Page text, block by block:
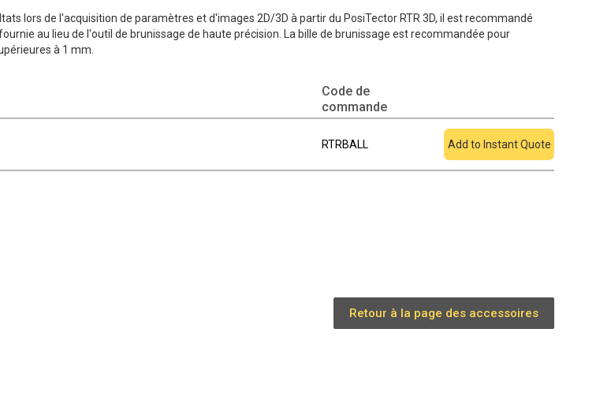
lors de l'acquisition de paramètres et d'images 2D/3D à partir du PosiTector RTR 3D, il est recommandé
au lieu de l'outil de brunissage de haute précision. La bille de brunissage est recommandée pour
à 1 mm.
Code de
commande
RTRBALL Add to Instant Quote
Retour à la page des accessoires